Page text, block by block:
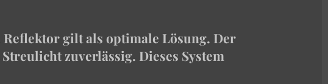
gilt als optimale Lösung. Der
zuverlässig. Dieses System